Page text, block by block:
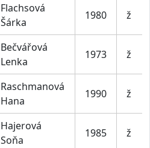
Flachsová
Šárka
1980 ž
Bečvářová
Lenka
1973 ž
Raschmanová
Hana
1990 ž
Hajerová
Soňa
1985 ž